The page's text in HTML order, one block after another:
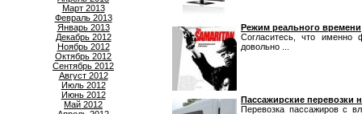
Март 2013
Февраль 2013
Январь 2013
Декабрь 2012
Ноябрь 2012
Октябрь 2012
Сентябрь 2012
Август 2012
Июль 2012
Июнь 2012
Май 2012
Режим реального времени
Согласитесь, что
довольно ...
Пассажирские перевозки
Перевозка пассажиров с